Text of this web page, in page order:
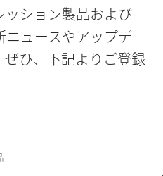
ッション製品および
ュースやアップデ
ひ、下記よりご登録